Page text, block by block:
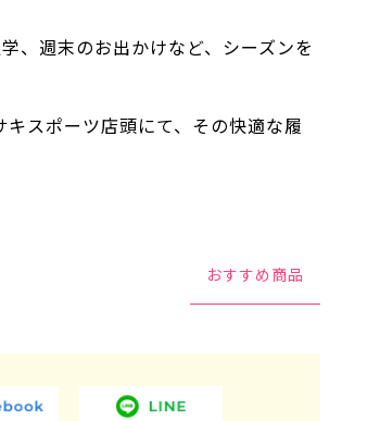
、週末のお出かけなど、シーズンを
スポーツ店頭にて、その快適な履
おすすめ商品